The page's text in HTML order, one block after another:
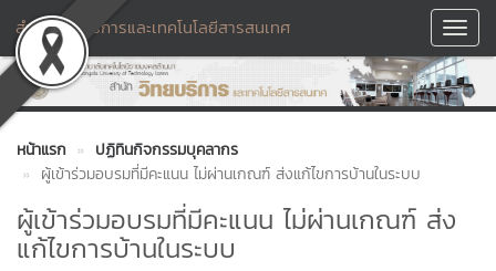
สำนักวิทยบริการและเทคโนโลยีสารสนเทศ
หน้าแรก
ปฏิทินกิจกรรมบุคลากร
ผู้เข้าร่วมอบรมที่มีคะแนน ไม่ผ่านเกณฑ์ ส่งแก้ไขการบ้านในระบบ
ผู้เข้าร่วมอบรมที่มีคะแนน ไม่ผ่านเกณฑ์ ส่ง
แก้ไขการบ้านในระบบ